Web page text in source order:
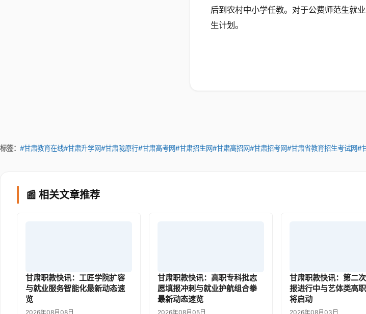
后到农村中小学任教。对于公费师范生就
生计划。
标签： #甘肃教育在线#甘肃升学网#甘肃陇原行#甘肃高考网#甘肃招生网#甘肃高招网#甘肃招考网#甘肃省教育招生考试网#
📰 相关文章推荐
甘肃职教快讯：工匠学院扩容
与就业服务智能化最新动态速
览
2026年08月08日
甘肃职教快讯：高职专科批志
愿填报冲刺与就业护航组合拳
最新动态速览
2026年08月05日
甘肃职教快讯：第二
报进行中与艺体类高
将启动
2026年08月03日